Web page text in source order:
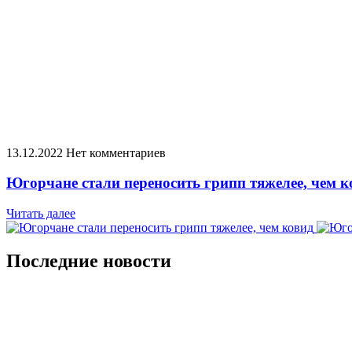
13.12.2022 Нет комментариев
Югорчане стали переносить грипп тяжелее, чем
Читать далее
Последние новости